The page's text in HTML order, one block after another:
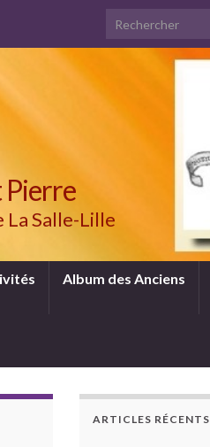
Search for:
Pierre
La Salle-Lille
Album des Anciens
ARTICLES RÉCENTS